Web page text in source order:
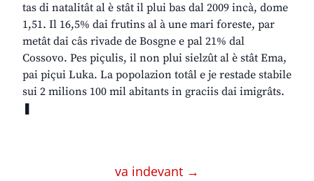
tas di natalitât al è stât il plui bas dal 2009 incà, dome
1,51. Il 16,5% dai frutins al à une mari foreste, par
metât dai câs rivade de Bosgne e pal 21% dal
Cossovo. Pes piçulis, il non plui sielzût al è stât Ema,
pai piçui Luka. La popolazion totâl e je restade stabile
sui 2 milions 100 mil abitants in graciis dai imigrâts.
va indevant →